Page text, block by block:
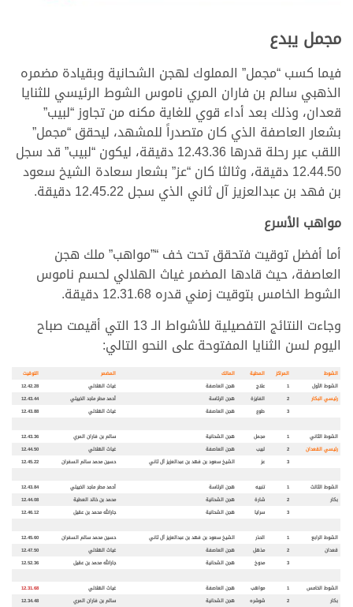
مجمل يبدع
فيما كسب “مجمل” المملوك لهجن الشحانية وبقيادة مضمره
الذهبي سالم بن فاران المري ناموس الشوط الرئيسي للثنايا
قعدان، وذلك بعد أداء قوي للغاية مكنه من تجاوز “لبيب”
بشعار العاصفة الذي كان متصدراً للمشهد، ليحقق “مجمل”
اللقب عبر رحلة قدرها 12.43.36 دقيقة، ليكون “لبيب” قد سجل
12.44.50 دقيقة، وثالثا كان “عز” بشعار سعادة الشيخ سعود
بن فهد بن عبدالعزيز آل ثاني الذي سجل 12.45.22 دقيقة.
مواهب الأسرع
أما أفضل توقيت فتحقق تحت خف “”مواهب” ملك هجن
العاصفة، حيث قادها المضمر غياث الهلالي لحسم ناموس
الشوط الخامس بتوقيت زمني قدره 12.31.68 دقيقة.
وجاءت النتائج التفصيلية للأشواط الـ 13 التي أقيمت صباح
اليوم لسن الثنايا المفتوحة على النحو التالي:
الشوط المراكز المطية المالك المضمر
التوقيت
الشوط الأول
1 علاج هجن العاصفة غياث الهلالي
12.42.28
رئيسي البكار
2 الفايزة هجن الرئاسة أحمد مطر ماجد الخييلي
12.43.44
3
طوع هجن العاصفة غياث الهلالي 12.43.88
الشوط الثاني 1 مجمل هجن الشحانية سالم بن فاران المري
12.43.36
رئيسي القعدان
2 لبيب هجن العاصفة غياث الهلالي
12.44.50
3
عز الشيخ سعود بن فهد بن عبدالعزيز آل ثاني حسين محمد سالم السفران 12.45.22
الشوط الثالث 1 تنبيه هجن الرئاسة أحمد مطر ماجد الخييلي
12.43.84
بكار
2 شارة هجن الشحانية محمد بن خالد العطية
12.44.08
3
سرايا هجن الشحانية جارالله محمد بن عقيل 12.46.12
الشوط الرابع 1 الحذر الشيخ سعود بن فهد بن عبدالعزيز آل ثاني حسين محمد سالم السفران
12.45.60
قعدان
2 مذهل هجن العاصفة غياث الهلالي
12.47.50
3
مدوخ هجن الشحانية جارالله محمد بن عقيل 12.52.36
الشوط الخامس 1 مواهب هجن العاصفة غياث الهلالي
12.31.68
بكار
2 شوشره هجن الشحانية سالم بن فاران المري
12.34.48